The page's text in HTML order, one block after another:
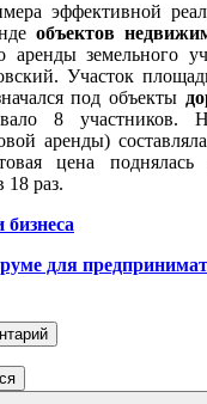
эффективной
объектов
аренды земельного
Участок
под объекты
8 участников.
аренды)
цена
18 раз.
бизнеса
для